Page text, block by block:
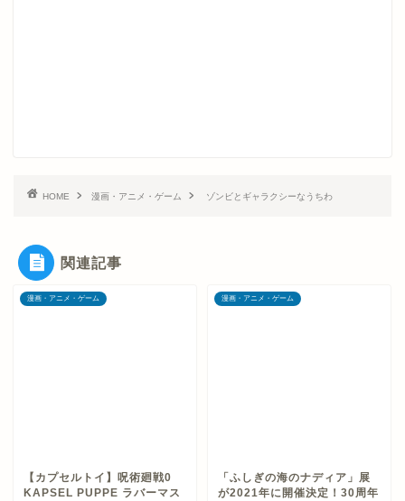
HOME 漫画・アニメ・ゲーム ゾンビとギャラクシーなうちわ
関連記事
漫画・アニメ・ゲーム
【カプセルトイ】呪術廻戦0
KAPSEL PUPPE ラバーマス
漫画・アニメ・ゲーム
「ふしぎの海のナディア」展
が2021年に開催決定！30周年